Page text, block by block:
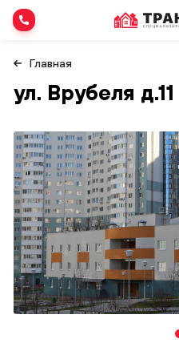
Главная
ул. Врубеля д.11